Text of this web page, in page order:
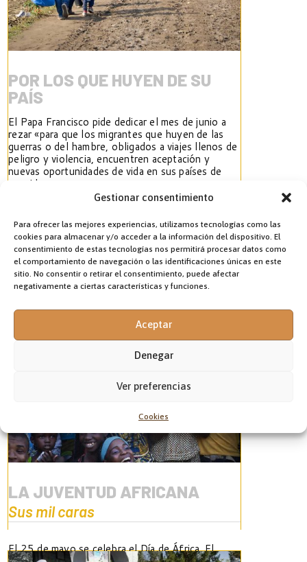
Gestionar consentimiento
Para ofrecer las mejores experiencias, utilizamos tecnologías como las
cookies para almacenar y/o acceder a la información del dispositivo. El
consentimiento de estas tecnologías nos permitirá procesar datos como
el comportamiento de navegación o las identificaciones únicas en este
sitio. No consentir o retirar el consentimiento, puede afectar
negativamente a ciertas características y funciones.
Aceptar
Denegar
Ver preferencias
Cookies
POR LOS QUE HUYEN DE SU
PAÍS
El Papa Francisco pide dedicar el mes de junio a
rezar «para que los migrantes que huyen de las
guerras o del hambre, obligados a viajes llenos de
peligro y violencia, encuentren aceptación y
nuevas oportunidades de vida en sus países de
acogida».
Ver artículo
LA JUVENTUD AFRICANA
Sus mil caras
El 25 de mayo se celebra el Día de África. El